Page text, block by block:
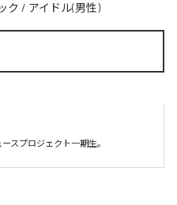
ク / アイドル(男性)
スプロジェクト一期生。